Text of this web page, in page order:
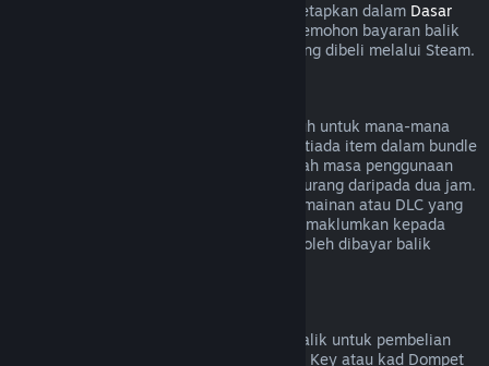
Dalam tempoh masa dan proses yang ditetapkan dalam Dasar
, anda boleh memohon bayaran balik
untuk perkakasan dan aksesori Steam yang dibeli melalui Steam.
Anda boleh menerima bayaran balik penuh untuk mana-mana
bundle yang dibeli di Steam Store, selagi tiada item dalam bundle
tersebut telah dipindahkan, dan jika jumlah masa penggunaan
untuk semua item dalam bundle adalah kurang daripada dua jam.
Jika bundle mengandungi item dalam permainan atau DLC yang
tidak boleh dibayar balik, Steam akan memaklumkan kepada
anda sama ada seluruh bundle tersebut boleh dibayar balik
Valve tidak dapat memberikan bayaran balik untuk pembelian
yang dibuat di luar Steam (contohnya, CD Key atau kad Dompet